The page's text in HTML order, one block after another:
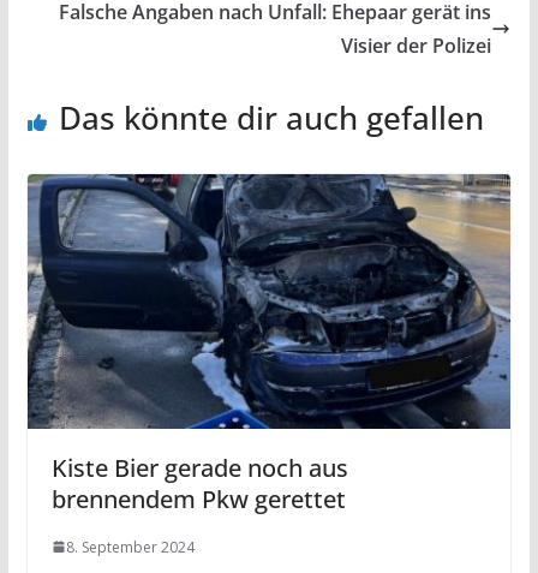
Falsche Angaben nach Unfall: Ehepaar gerät ins
Visier der Polizei
Das könnte dir auch gefallen
Kiste Bier gerade noch aus
brennendem Pkw gerettet
8. September 2024